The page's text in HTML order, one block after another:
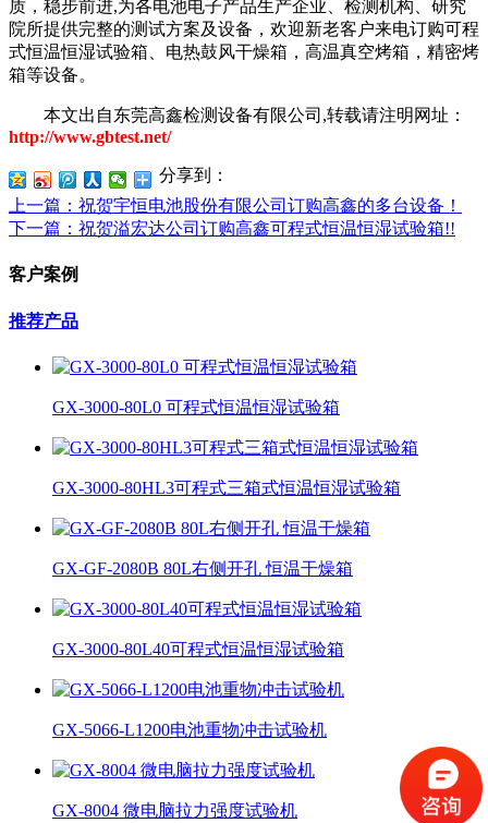
质，稳步前进,为各电池电子产品生产企业、检测机构、研究
院所提供完整的测试方案及设备，欢迎新老客户来电订购可程
式恒温恒湿试验箱、电热鼓风干燥箱，高温真空烤箱，精密烤
箱等设备。
本文出自东莞高鑫检测设备有限公司 ,转载请注明网址：
http://www.gbtest.net/
分享到：
上一篇 ：祝贺宇恒电池股份有限公司订购高鑫的多台设备！
下一篇 ：祝贺溢宏达公司订购高鑫可程式恒温恒湿试验箱!!
客户案例
推荐产品
GX-3000-80L0 可程式恒温恒湿试验箱
GX-3000-80HL3可程式三箱式恒温恒湿试验箱
GX-GF-2080B 80L右侧开孔 恒温干燥箱
GX-3000-80L40可程式恒温恒湿试验箱
GX-5066-L1200电池重物冲击试验机
GX-8004 微电脑拉力强度试验机